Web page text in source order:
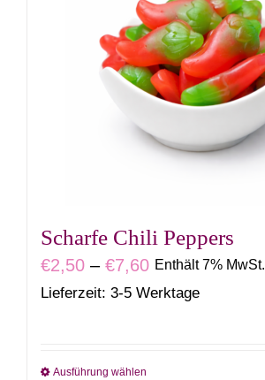
Scharfe Chili Peppers
€2,50 – €7,60Preisspanne:
€2,50
Enthält 7% MwSt.
Lieferzeit: 3-5 Werktage
Ausführung wählen